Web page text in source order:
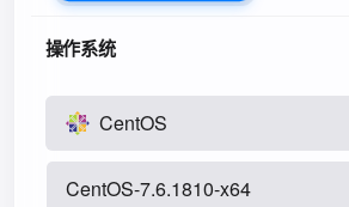
操作系统
CentOS